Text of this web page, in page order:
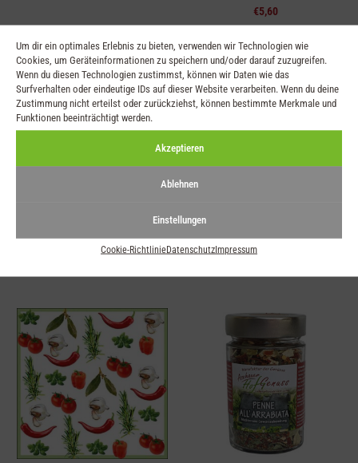
Um dir ein optimales Erlebnis zu bieten, verwenden wir Technologien wie
Cookies, um Geräteinformationen zu speichern und/oder darauf zuzugreifen.
Wenn du diesen Technologien zustimmst, können wir Daten wie das
Surfverhalten oder eindeutige IDs auf dieser Website verarbeiten. Wenn du deine
Zustimmung nicht erteilst oder zurückziehst, können bestimmte Merkmale und
Funktionen beeinträchtigt werden.
Akzeptieren
Ablehnen
Einstellungen
Cookie-RichtlinieDatenschutzImpressum
€5,60
Italienische Kräuter
5,60
Serviette Käseplatte
25×25